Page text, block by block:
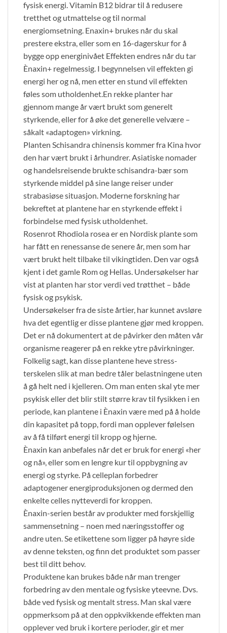
fysisk energi. Vitamin B12 bidrar til å redusere
tretthet og utmattelse og til normal
energiomsetning. Enaxin+ brukes når du skal
prestere ekstra, eller som en 16-dagerskur for å
bygge opp energinivået Effekten endres når du tar
Ènaxin+ regelmessig. I begynnelsen vil effekten gi
energi her og nå, men etter en stund vil effekten
føles som utholdenhet.En rekke planter har
gjennom mange år vært brukt som generelt
styrkende, eller for å øke det generelle velvære –
såkalt «adaptogen» virkning.
Planten Schisandra chinensis kommer fra Kina hvor
den har vært brukt i århundrer. Asiatiske nomader
og handelsreisende brukte schisandra-bær som
styrkende middel på sine lange reiser under
strabasiøse situasjon. Moderne forskning har
bekreftet at plantene har en styrkende effekt i
forbindelse med fysisk utholdenhet.
Rosenrot Rhodiola rosea er en Nordisk plante som
har fått en renessanse de senere år, men som har
vært brukt helt tilbake til vikingtiden. Den var også
kjent i det gamle Rom og Hellas. Undersøkelser har
vist at planten har stor verdi ved trøtthet – både
fysisk og psykisk.
Undersøkelser fra de siste årtier, har kunnet avsløre
hva det egentlig er disse plantene gjør med kroppen.
Det er nå dokumentert at de påvirker den måten vår
organisme reagerer på en rekke ytre påvirkninger.
Folkelig sagt, kan disse plantene heve stress-
terskelen slik at man bedre tåler belastningene uten
å gå helt ned i kjelleren. Om man enten skal yte mer
psykisk eller det blir stilt større krav til fysikken i en
periode, kan plantene i Ènaxin være med på å holde
din kapasitet på topp, fordi man opplever følelsen
av å få tilført energi til kropp og hjerne.
Ènaxin kan anbefales når det er bruk for energi «her
og nå», eller som en lengre kur til oppbygning av
energi og styrke. På celleplan forbedrer
adaptogener energiproduksjonen og dermed den
enkelte celles nytteverdi for kroppen.
Ènaxin-serien består av produkter med forskjellig
sammensetning – noen med næringsstoffer og
andre uten. Se etikettene som ligger på høyre side
av denne teksten, og finn det produktet som passer
best til ditt behov.
Produktene kan brukes både når man trenger
forbedring av den mentale og fysiske yteevne. Dvs.
både ved fysisk og mentalt stress. Man skal være
oppmerksom på at den oppkvikkende effekten man
opplever ved bruk i kortere perioder, gir et mer